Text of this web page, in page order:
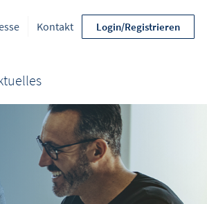
Kontakt Login/Registrieren